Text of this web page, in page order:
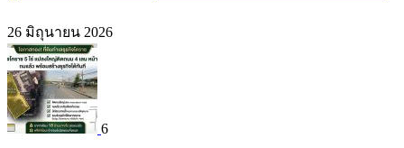
26 มิถุนายน 2026
6